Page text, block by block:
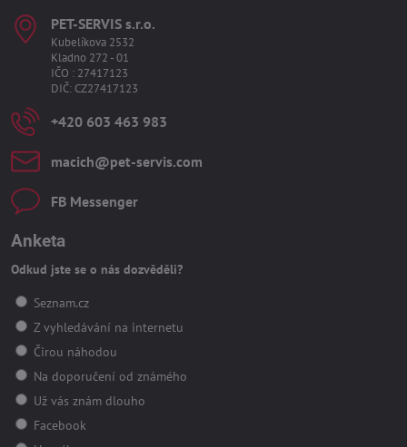
PET-SERVIS s​.r​.o​.
Kubelíkova 2532
Kladno 272 - 01
IČO : 27417123
DIČ: CZ27417123
+420 603 463 983
macich​@pet-servis​.com
FB Messenger
Anketa
Odkud jste se o nás dozvěděli?
Seznam.cz
Z vyhledávání na internetu
Čirou náhodou
Na doporučení od známého
Už vás znám dlouho
Facebook